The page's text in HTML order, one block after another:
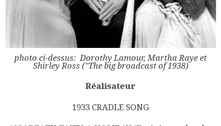
photo ci-dessus: Dorothy Lamour, Martha Raye et
Shirley Ross ("The big broadcast of 1938)
Réalisateur
1933 CRADLE SONG